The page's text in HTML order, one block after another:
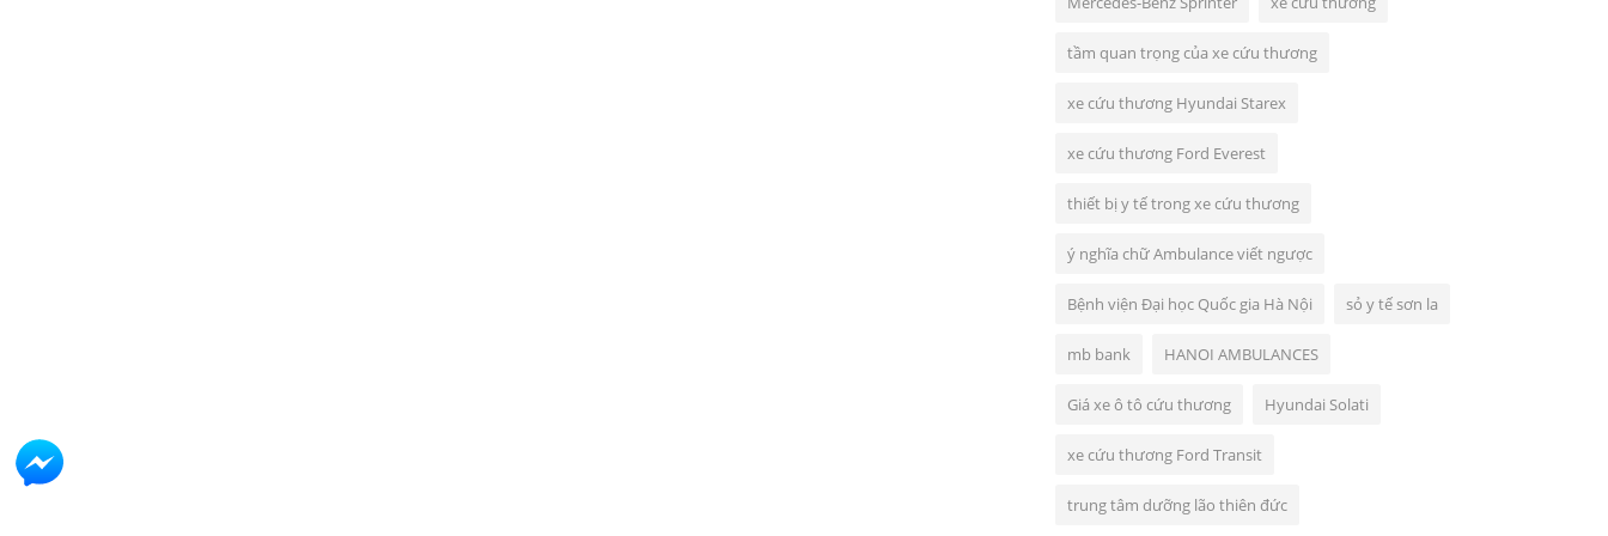
tầm quan trọng của xe cứu thương
xe cứu thương Hyundai Starex
xe cứu thương Ford Everest
thiết bị y tế trong xe cứu thương
ý nghĩa chữ Ambulance viết ngược
Bệnh viện Đại học Quốc gia Hà Nội sỏ y tế sơn la
mb bank HANOI AMBULANCES
Giá xe ô tô cứu thương Hyundai Solati
xe cứu thương Ford Transit
trung tâm dưỡng lão thiên đức